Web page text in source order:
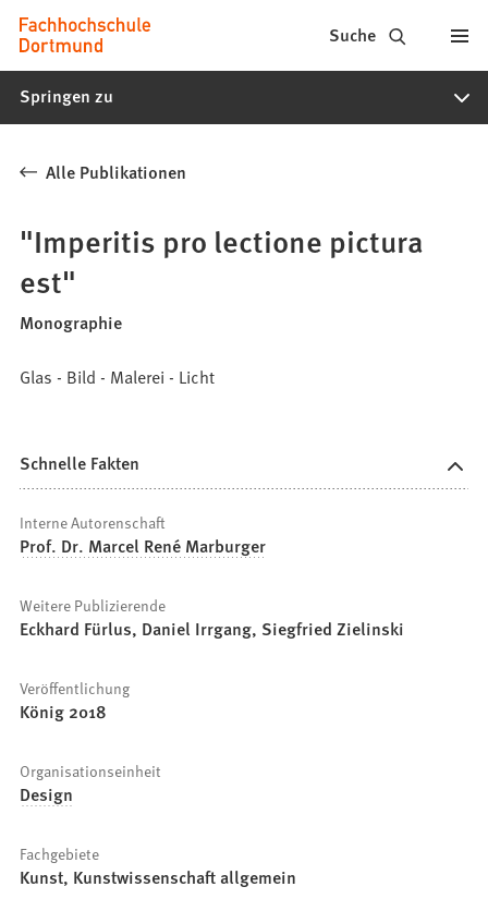
Inhalt anspringen
Fachhochschule
Dortmund
-
Studiengänge,
Bewerbung
Suche
Springen zu
Alle Publikationen
"Imperitis pro lectione pictura
est"
Monographie
Glas - Bild - Malerei - Licht
Schnelle Fakten
Interne Autorenschaft
Prof. Dr. Marcel René Marburger
Weitere Publizierende
Eckhard Fürlus, Daniel Irrgang, Siegfried Zielinski
Veröffentlichung
König 2018
Organisationseinheit
Design
Fachgebiete
Kunst, Kunstwissenschaft allgemein